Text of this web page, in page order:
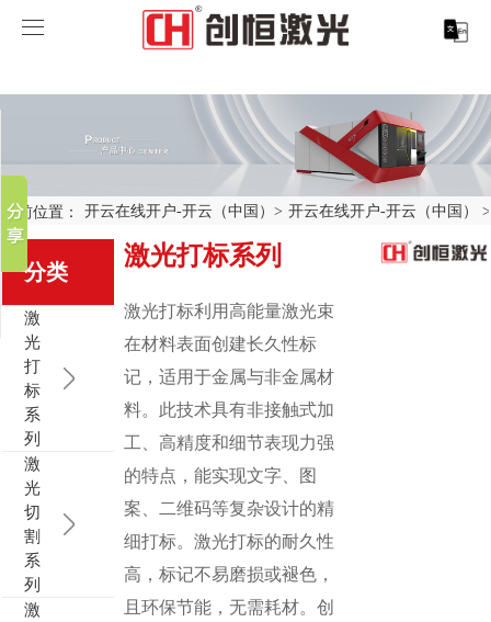
开云在线开户
开云在线开户-开云（中国）
激光打标系列
光纤激光打标机
紫外线激光打标机
在线飞行激光打标机
CX-3D系列激光打标机
EM-Smart 系列
激光切割系列
精密激光切割机
管材激光切割机
激光焊接系列
创恒激光机械手臂激光焊接机
电机定转子铁芯单工位激光焊接机
创恒激光双头双工位铁芯激光焊接机
新能源电机定转子铁芯激光焊接机
新能源电机定子铁芯激光焊接产线
新能源电机转子铁芯自动检测压铆产线
激光清洗系列
创恒激光清洗机
激光加工服务
电机定转子铁芯快速打样加工服务
案例展示
行业解决方案
汽车行业激光智能解决方案
水泵风机行业
眼镜行业
水暖洁具行业
厨具五金行业
客户案例
关于创恒
科技创恒
加入创恒
开云在线开户
开云在线开户
展会活动
行业动态
当前位置： 开云在线开户-开云（中国）> 开云在线开户-开云（中国）>
分类
激
光
打
标
系
列
激
光
切
割
系
列
激
激光打标系列
激光打标利用高能量激光束
在材料表面创建长久性标
记，适用于金属与非金属材
料。此技术具有非接触式加
工、高精度和细节表现力强
的特点，能实现文字、图
案、二维码等复杂设计的精
细打标。激光打标的耐久性
高，标记不易磨损或褪色，
且环保节能，无需耗材。创
微信
百度贴吧
QQ好友